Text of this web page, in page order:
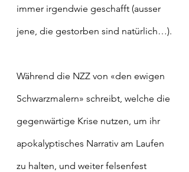
immer irgendwie geschafft (ausser
jene, die gestorben sind natürlich…).
Während die NZZ von «den ewigen
Schwarzmalern» schreibt, welche die
gegenwärtige Krise nutzen, um ihr
apokalyptisches Narrativ am Laufen
zu halten, und weiter felsenfest